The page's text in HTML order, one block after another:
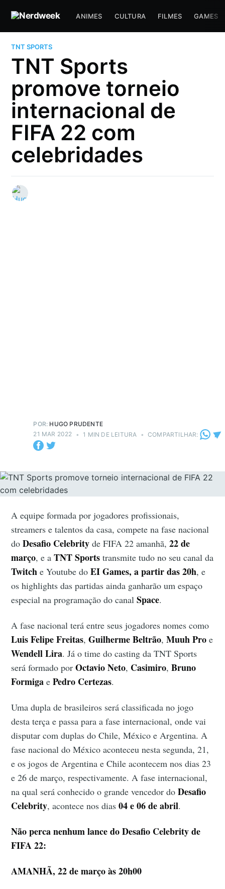
ANIMES CULTURA FILMES GAMES
TNT SPORTS
TNT Sports
promove torneio
internacional de
FIFA 22 com
celebridades
POR: HUGO PRUDENTE
21 MAR 2022 • 1 MIN DE LEITURA • COMPARTILHAR:
A equipe formada por jogadores profissionais,
streamers e talentos da casa, compete na fase nacional
doDesafio Celebrity de FIFA 22 amanhã,22 de
março, e aTNT Sportstransmite tudo no seu canal da
Twitch e Youtube doEI Games, a partir das 20h, e
os highlights das partidas ainda ganharão um espaço
especial na programação do canalSpace.
A fase nacional terá entre seus jogadores nomes como
Luis Felipe Freitas,Guilherme Beltrão,Muuh Pro e
Wendell Lira. Já o time do casting da TNT Sports
será formado porOctavio Neto, Casimiro,Bruno
Formiga ePedro Certezas.
Uma dupla de brasileiros será classificada no jogo
desta terça e passa para a fase internacional, onde vai
disputar com duplas do Chile, México e Argentina. A
fase nacional do México aconteceu nesta segunda, 21,
e os jogos de Argentina e Chile acontecem nos dias 23
e 26 de março, respectivamente. A fase internacional,
na qual será conhecido o grande vencedor doDesafio
Celebrity, acontece nos dias04 e 06 de abril.
Não perca nenhum lance do Desafio Celebrity de
FIFA 22:
AMANHÃ, 22 de março às 20h00